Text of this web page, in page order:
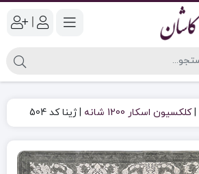
|
|کلکسیون اسکار 1200 شانه |ژینا کد 504